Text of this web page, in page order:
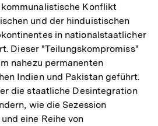
Konflikt
und der hinduistischen
in nationalstaatlicher
Dieser "Teilungskompromiss"
nahezu permanenten
Indien und Pakistan geführt.
die staatliche Desintegration
wie die Sezession
eine Reihe von